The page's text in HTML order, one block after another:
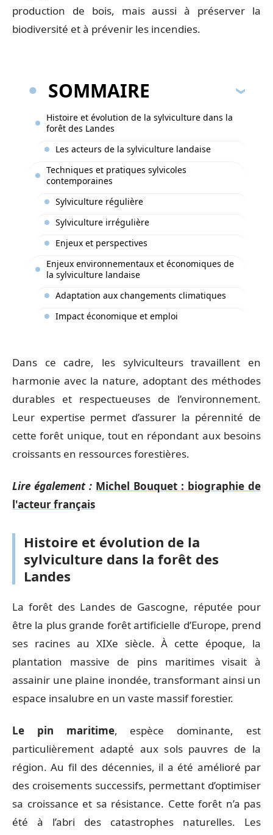
production de bois, mais aussi à préserver la
biodiversité et à prévenir les incendies.
SOMMAIRE
Histoire et évolution de la sylviculture dans la
forêt des Landes
Les acteurs de la sylviculture landaise
Techniques et pratiques sylvicoles
contemporaines
Sylviculture régulière
Sylviculture irrégulière
Enjeux et perspectives
Enjeux environnementaux et économiques de
la sylviculture landaise
Adaptation aux changements climatiques
Impact économique et emploi
Dans ce cadre, les sylviculteurs travaillent en
harmonie avec la nature, adoptant des méthodes
durables et respectueuses de l’environnement.
Leur expertise permet d’assurer la pérennité de
cette forêt unique, tout en répondant aux besoins
croissants en ressources forestières.
Lire également : Michel Bouquet : biographie de
l'acteur français
Histoire et évolution de la
sylviculture dans la forêt des
Landes
La forêt des Landes de Gascogne, réputée pour
être la plus grande forêt artificielle d’Europe, prend
ses racines au XIXe siècle. À cette époque, la
plantation massive de pins maritimes visait à
assainir une plaine inondée, transformant ainsi un
espace insalubre en un vaste massif forestier.
Le pin maritime, espèce dominante, est
particulièrement adapté aux sols pauvres de la
région. Au fil des décennies, il a été amélioré par
des croisements successifs, permettant d’optimiser
sa croissance et sa résistance. Cette forêt n’a pas
été à l’abri des catastrophes naturelles. Les